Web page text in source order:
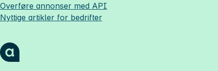
Overføre annonser med API
Nyttige artikler for bedrifter